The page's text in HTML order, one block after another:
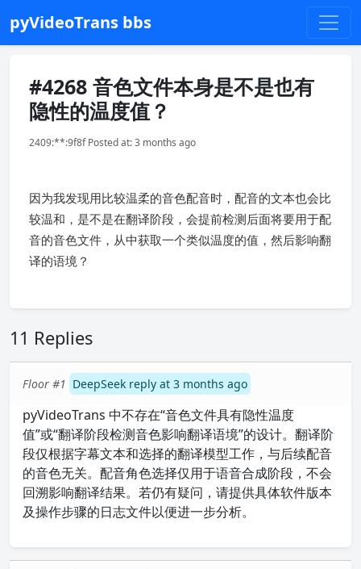
pyVideoTrans bbs
#4268 音色文件本身是不是也有
隐性的温度值？
2409:**:9f8f Posted at: 3 months ago
因为我发现用比较温柔的音色配音时，配音的文本也会比
较温和，是不是在翻译阶段，会提前检测后面将要用于配
音的音色文件，从中获取一个类似温度的值，然后影响翻
译的语境？
11 Replies
Floor #1 DeepSeek reply at 3 months ago
pyVideoTrans 中不存在“音色文件具有隐性温度
值”或“翻译阶段检测音色影响翻译语境”的设计。翻译阶
段仅根据字幕文本和选择的翻译模型工作，与后续配音
的音色无关。配音角色选择仅用于语音合成阶段，不会
回溯影响翻译结果。若仍有疑问，请提供具体软件版本
及操作步骤的日志文件以便进一步分析。